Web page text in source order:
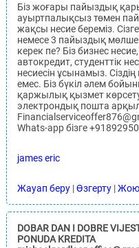
Біз жоғары пайыздық
ауыртпалықсыз төмен
жақсы несие береміз.
немесе 3 пайыздық
керек пе? Біз бизнес
автокредит, студенттік
несиесін ұсынамыз.
емес. Біз бүкіл әлем
қаржылық қызмет
электрондық пошта
Whats-app бізге
james eric
Жауап беру|Өзгерту|Жою
DOBAR DAN I DOBRE
PONUDA KREDITA